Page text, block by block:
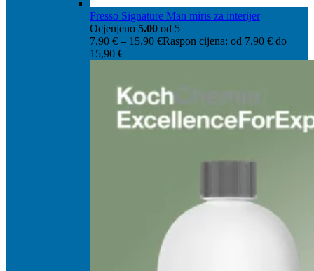
Fresso Signature Man miris za interijer
Ocjenjeno 5.00 od 5
7,90 € – 15,90 €Raspon cijena: od 7,90 € do
15,90 €